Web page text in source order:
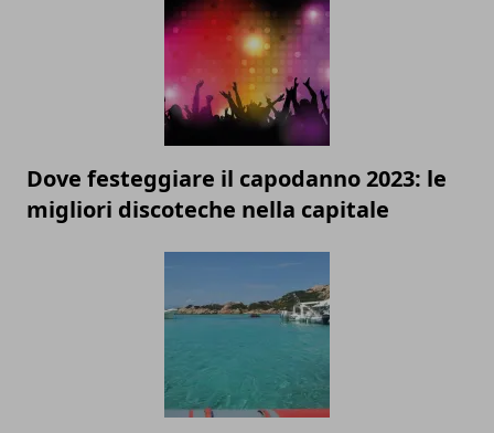
Dove festeggiare il capodanno 2023: le
migliori discoteche nella capitale